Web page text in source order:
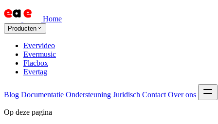
Home
Producten
Evervideo
Evermusic
Flacbox
Evertag
Blog Documentatie Ondersteuning Juridisch Contact Over ons
Op deze pagina